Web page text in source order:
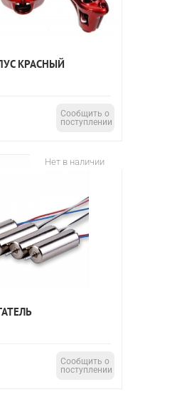
КРАСНЫЙ
Сообщить о
поступлении
Нет в наличии
Сообщить о
поступлении